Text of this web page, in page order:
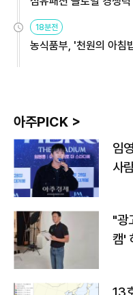
원
18분전
농식품부, '천원의 아
아주PICK >
임
사
"광
캠'